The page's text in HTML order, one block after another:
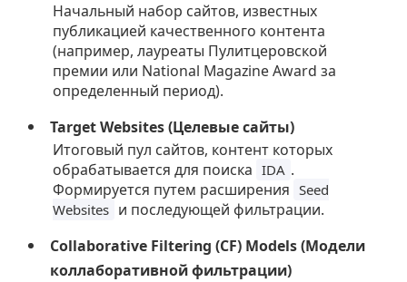
Начальный набор сайтов, известных
публикацией качественного контента
(например, лауреаты Пулитцеровской
премии или National Magazine Award за
определенный период).
Target Websites (Целевые сайты)
Итоговый пул сайтов, контент которых
обрабатывается для поиска IDA .
Формируется путем расширения Seed
Websites и последующей фильтрации.
Collaborative Filtering (CF) Models (Модели
коллаборативной фильтрации)